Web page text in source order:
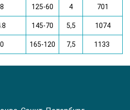
125-60 4 701
145-70 5,5 1074
165-120 7,5 1133